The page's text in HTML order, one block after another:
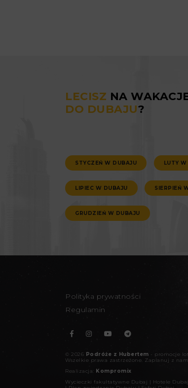
LECISZ NA
DO DUBAJU?
STYCZEŃ W DUBAJU LUTY
LIPIEC W DUBAJU SIERPIEŃ
GRUDZIEŃ W DUBAJU
Polityka prywatności
Regulamin
© 2026 Podróże z Hubertem - promocje
Wszelkie prawa zastrzeżone. Zaplanuj z
Realizacja: Kompromix
Wycieczki fakultatywne Dubaj | Hotele Dubaj